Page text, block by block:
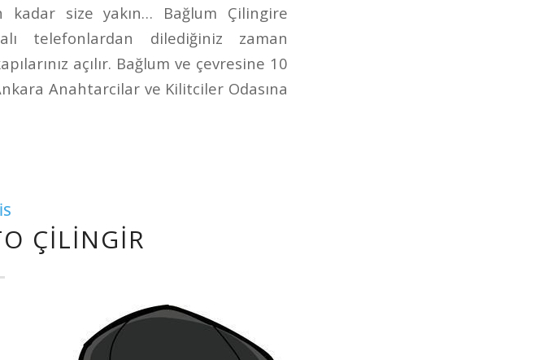
size yakın… Bağlum Çilingire
telefonlardan dilediğiniz zaman
açılır. Bağlum ve çevresine 10
Anahtarcilar ve Kilitciler Odasına
ÇILINGIR